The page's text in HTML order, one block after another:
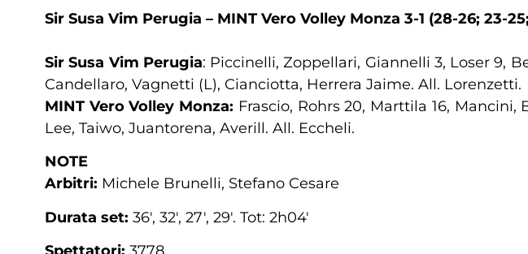
Sir Susa Vim Perugia – MINT Vero Volley Monza 3-1 (28-26; 23-
Sir Susa Vim Perugia: Piccinelli, Zoppellari, Giannelli 3, Loser 9,
Candellaro, Vagnetti (L), Cianciotta, Herrera Jaime. All. Lorenzetti.
MINT Vero Volley Monza: Frascio, Rohrs 20, Marttila 16, Mancini,
Lee, Taiwo, Juantorena, Averill. All. Eccheli.
NOTE
Arbitri: Michele Brunelli, Stefano Cesare
Durata set: 36′, 32′, 27′, 29′. Tot: 2h04′